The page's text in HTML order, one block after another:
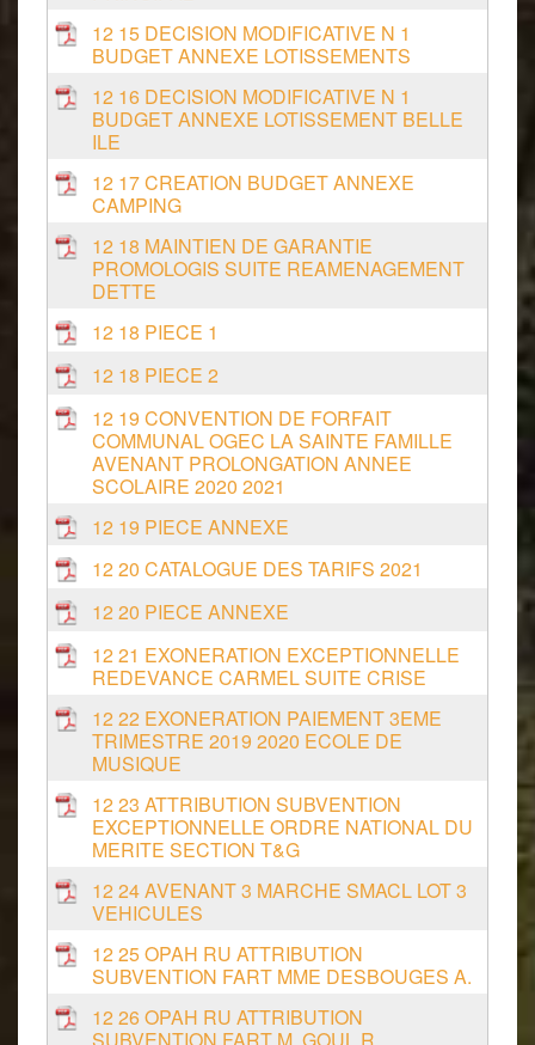
12 15 DECISION MODIFICATIVE N 1
BUDGET ANNEXE LOTISSEMENTS
12 16 DECISION MODIFICATIVE N 1
BUDGET ANNEXE LOTISSEMENT BELLE
ILE
12 17 CREATION BUDGET ANNEXE
CAMPING
12 18 MAINTIEN DE GARANTIE
PROMOLOGIS SUITE REAMENAGEMENT
DETTE
12 18 PIECE 1
12 18 PIECE 2
12 19 CONVENTION DE FORFAIT
COMMUNAL OGEC LA SAINTE FAMILLE
AVENANT PROLONGATION ANNEE
SCOLAIRE 2020 2021
12 19 PIECE ANNEXE
12 20 CATALOGUE DES TARIFS 2021
12 20 PIECE ANNEXE
12 21 EXONERATION EXCEPTIONNELLE
REDEVANCE CARMEL SUITE CRISE
12 22 EXONERATION PAIEMENT 3EME
TRIMESTRE 2019 2020 ECOLE DE
MUSIQUE
12 23 ATTRIBUTION SUBVENTION
EXCEPTIONNELLE ORDRE NATIONAL DU
MERITE SECTION T&G
12 24 AVENANT 3 MARCHE SMACL LOT 3
VEHICULES
12 25 OPAH RU ATTRIBUTION
SUBVENTION FART MME DESBOUGES A.
12 26 OPAH RU ATTRIBUTION